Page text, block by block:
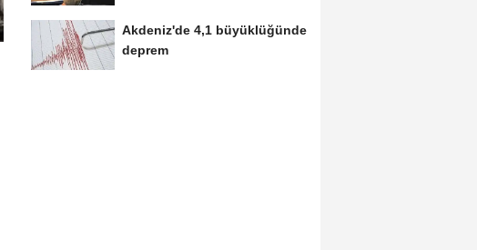
Akdeniz'de 4,1 büyüklüğünde
deprem